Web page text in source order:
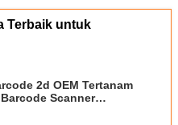
Terbaik untuk
2d OEM Tertanam
Scanner